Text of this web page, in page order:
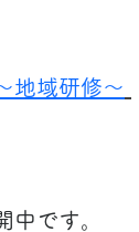
地域研修～
中です。